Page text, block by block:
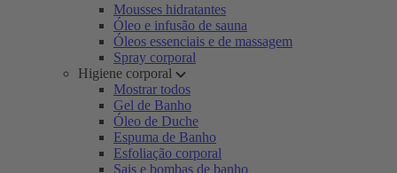
Mousses hidratantes
Óleo e infusão de sauna
Óleos essenciais e de massagem
Spray corporal
Higiene corporal
Mostrar todos
Gel de Banho
Óleo de Duche
Espuma de Banho
Esfoliação corporal
Sais e bombas de banho